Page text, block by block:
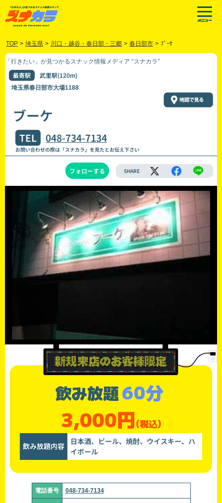
TOP > 埼玉県 > 川口・越谷・春日部・三郷 > 春日部市 > ﾌﾞｰｹ
「行きたい」が見つかるスナック情報メディア “スナカラ”
最寄駅 武里駅(120m)
埼玉県春日部市大場1188
ブーケ
TEL 048-734-7134
お問い合わせの際は「スナカラ」を見たとお伝え下さい
フォローする SHARE
飲み放題60分
3,000円(税込)
飲み放題内容
日本酒、ビール、焼酎、ウイスキー、ハ
イボール
電話番号 048-734-7134